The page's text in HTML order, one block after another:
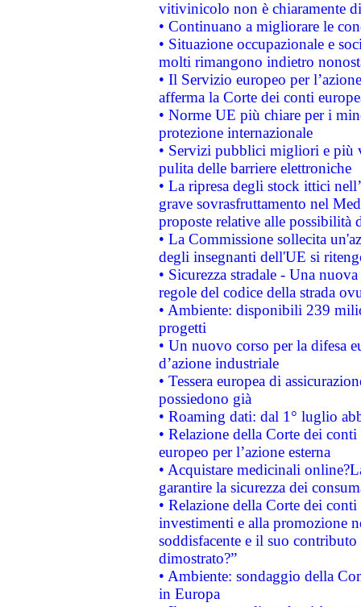
vitivinicolo non è chiaramente
• Continuano a migliorare le
• Situazione occupazionale e
molti rimangono indietro
• Il Servizio europeo per
afferma la Corte dei conti
• Norme UE più chiare per i
protezione internazionale
• Servizi pubblici migliori e più
pulita delle barriere elettroniche
• La ripresa degli stock ittici
grave sovrasfruttamento nel
proposte relative alle possibilità
• La Commissione sollecita
degli insegnanti dell'UE si
• Sicurezza stradale - Una
regole del codice della strada
• Ambiente: disponibili 239
progetti
• Un nuovo corso per la difesa
d’azione industriale
• Tessera europea di
possiedono già
• Roaming dati: dal 1° luglio
• Relazione della Corte dei
europeo per l’azione esterna
• Acquistare medicinali
garantire la sicurezza dei
• Relazione della Corte dei
investimenti e alla promozione
soddisfacente e il suo
dimostrato?”
• Ambiente: sondaggio della
in Europa